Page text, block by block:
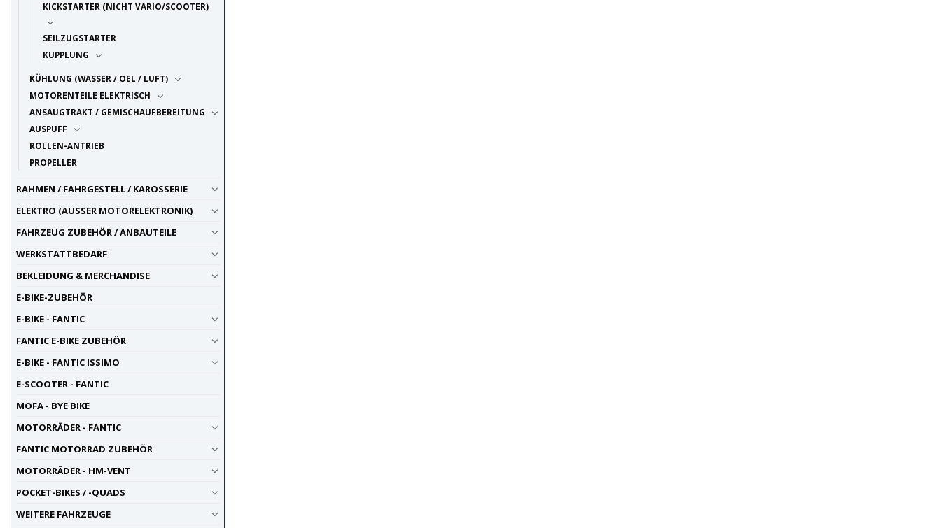
KICKSTARTER (NICHT VARIO/SCOOTER)
SEILZUGSTARTER
KUPPLUNG
KÜHLUNG (WASSER / OEL / LUFT)
MOTORENTEILE ELEKTRISCH
ANSAUGTRAKT / GEMISCHAUFBEREITUNG
AUSPUFF
ROLLEN-ANTRIEB
PROPELLER
RAHMEN / FAHRGESTELL / KAROSSERIE
ELEKTRO (AUSSER MOTORELEKTRONIK)
FAHRZEUG ZUBEHÖR / ANBAUTEILE
WERKSTATTBEDARF
BEKLEIDUNG & MERCHANDISE
E-BIKE-ZUBEHÖR
E-BIKE - FANTIC
FANTIC E-BIKE ZUBEHÖR
E-BIKE - FANTIC ISSIMO
E-SCOOTER - FANTIC
MOFA - BYE BIKE
MOTORRÄDER - FANTIC
FANTIC MOTORRAD ZUBEHÖR
MOTORRÄDER - HM-VENT
POCKET-BIKES / -QUADS
WEITERE FAHRZEUGE